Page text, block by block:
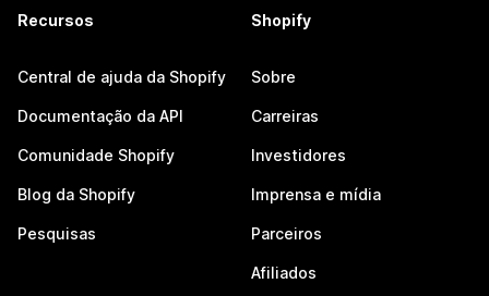
Recursos
Central de ajuda da Shopify
Documentação da API
Comunidade Shopify
Blog da Shopify
Pesquisas
Shopify
Sobre
Carreiras
Investidores
Imprensa e mídia
Parceiros
Afiliados